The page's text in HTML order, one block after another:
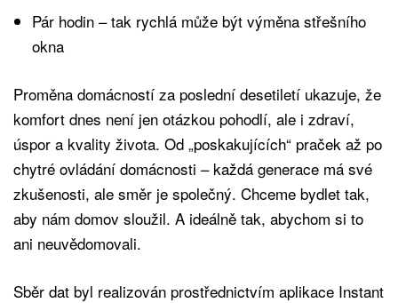
Pár hodin – tak rychlá může být výměna střešního
okna
Proměna domácností za poslední desetiletí ukazuje, že
komfort dnes není jen otázkou pohodlí, ale i zdraví,
úspor a kvality života. Od „poskakujících“ praček až po
chytré ovládání domácnosti – každá generace má své
zkušenosti, ale směr je společný. Chceme bydlet tak,
aby nám domov sloužil. A ideálně tak, abychom si to
ani neuvědomovali.
Sběr dat byl realizován prostřednictvím aplikace Instant